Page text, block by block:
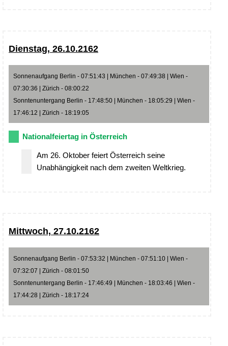
Dienstag, 26.10.2162
Sonnenaufgang Berlin - 07:51:43 | München - 07:49:38 | Wien -
07:30:36 | Zürich - 08:00:22
Sonntenuntergang Berlin - 17:48:50 | München - 18:05:29 | Wien -
17:46:12 | Zürich - 18:19:05
Nationalfeiertag in Österreich
Am 26. Oktober feiert Österreich seine
Unabhängigkeit nach dem zweiten Weltkrieg.
Mittwoch, 27.10.2162
Sonnenaufgang Berlin - 07:53:32 | München - 07:51:10 | Wien -
07:32:07 | Zürich - 08:01:50
Sonntenuntergang Berlin - 17:46:49 | München - 18:03:46 | Wien -
17:44:28 | Zürich - 18:17:24